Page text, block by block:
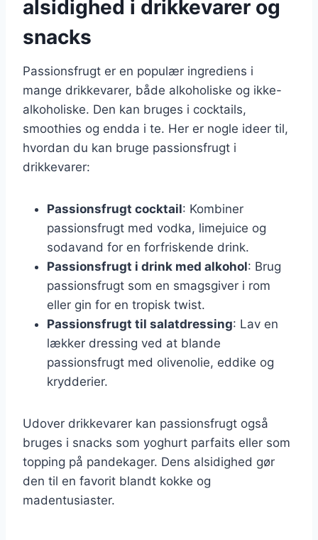
alsidighed i drikkevarer og
snacks
Passionsfrugt er en populær ingrediens i
mange drikkevarer, både alkoholiske og ikke-
alkoholiske. Den kan bruges i cocktails,
smoothies og endda i te. Her er nogle ideer til,
hvordan du kan bruge passionsfrugt i
drikkevarer:
Passionsfrugt cocktail: Kombiner
passionsfrugt med vodka, limejuice og
sodavand for en forfriskende drink.
Passionsfrugt i drink med alkohol: Brug
passionsfrugt som en smagsgiver i rom
eller gin for en tropisk twist.
Passionsfrugt til salatdressing: Lav en
lækker dressing ved at blande
passionsfrugt med olivenolie, eddike og
krydderier.
Udover drikkevarer kan passionsfrugt også
bruges i snacks som yoghurt parfaits eller som
topping på pandekager. Dens alsidighed gør
den til en favorit blandt kokke og
madentusiaster.